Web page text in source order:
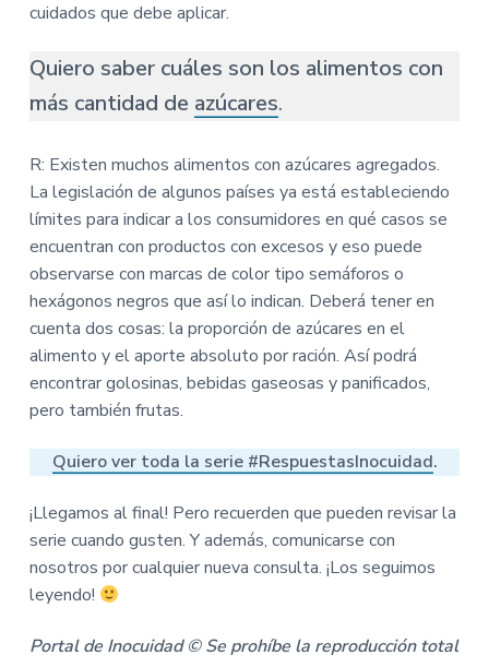
cuidados que debe aplicar.
Quiero saber cuáles son los alimentos con
más cantidad de azúcares.
R: Existen muchos alimentos con azúcares agregados.
La legislación de algunos países ya está estableciendo
límites para indicar a los consumidores en qué casos se
encuentran con productos con excesos y eso puede
observarse con marcas de color tipo semáforos o
hexágonos negros que así lo indican. Deberá tener en
cuenta dos cosas: la proporción de azúcares en el
alimento y el aporte absoluto por ración. Así podrá
encontrar golosinas, bebidas gaseosas y panificados,
pero también frutas.
Quiero ver toda la serie #RespuestasInocuidad.
¡Llegamos al final! Pero recuerden que pueden revisar la
serie cuando gusten. Y además, comunicarse con
nosotros por cualquier nueva consulta. ¡Los seguimos
leyendo!
Portal de Inocuidad © Se prohíbe la reproducción total